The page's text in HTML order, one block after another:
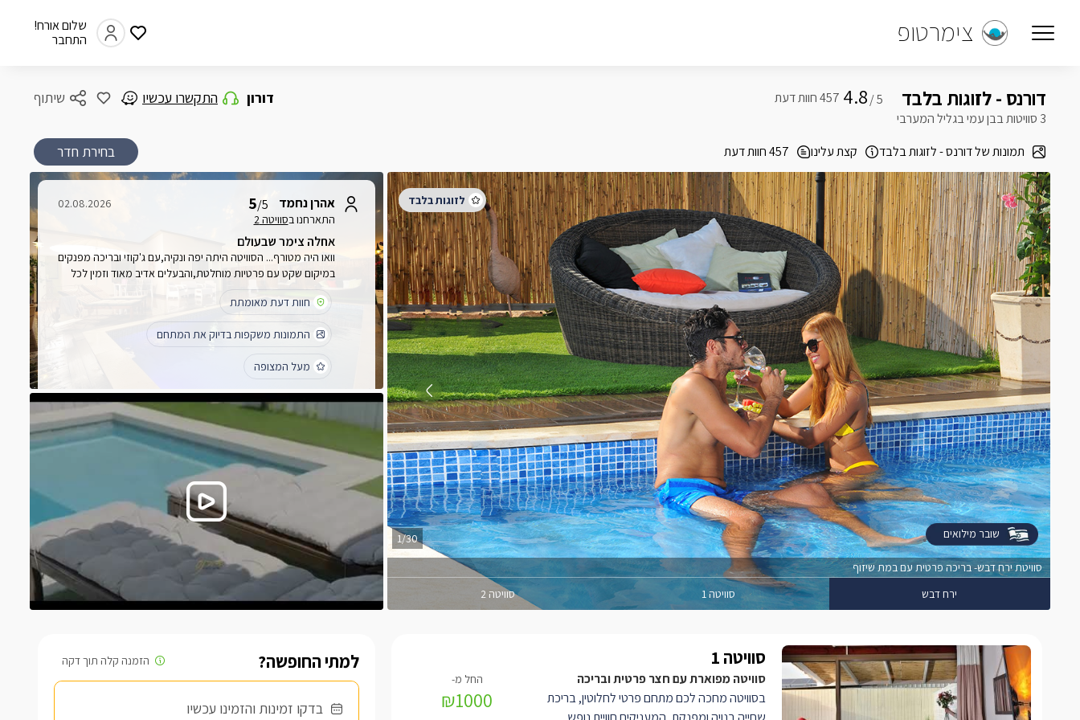
צימרטופ
שלום אורח!
התחבר
דורנס - לזוגות בלבד 5 /
4.8
3 סוויטות בבן עמי בגליל המערבי
תמונות של דורנס - לזוגות בלבד
קצת עלינו 457 חוות דעת
שיתוף דורון התקשרו עכשיו
בחירת חדר
סוויטת ירח דבש- בריכה פרטית עם במת שיזוף
1/30
ירח דבש סוויטה 1 סוויטה 2
אהרן נחמד 5/5
התארחנו בסוויטה 2
02.08.2026
אחלה צימר שבעולם
וואו היה מטורף... הסוויטה היתה יפה ונקיה,עם ג'קוזי ובריכה מפנקים
במיקום שקט עם פרטיות מוחלטת,והבעלים אדיב מאוד וזמין לכל
דבר,ככה שפשוט החוויה היתה מושלמת !!ונשמח לבוא שוב...
חוות דעת מאומתת
התמונות משקפות בדיוק את המתחם
מעל המצופה
לכל החוות דעת
שובר מילואים
למתי החופשה?
בדקו זמינות והזמינו עכשיו
סוויטה 1
סוויטה מפוארת עם חצר פרטית ובריכה
בסוויטה מחכה לכם מתחם פרטי לחלוטין, בריכת
₪1000